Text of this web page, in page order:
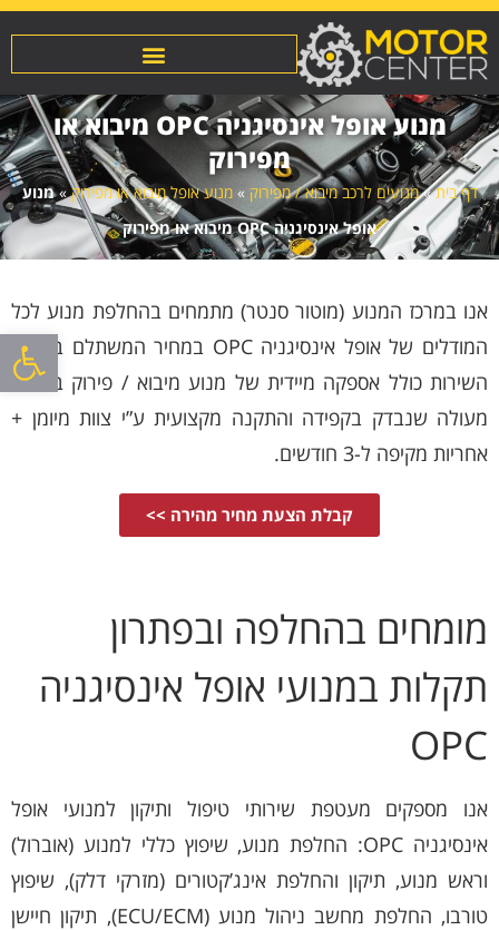
פתח
מנוע אופל אינסיגניה OPC מיבוא או
מפירוק
דף בית»מנועים לרכב מיבוא / מפירוק »מנוע אופל מיבוא או מפירוק»מנוע
אופל אינסיגניה OPC מיבוא או מפירוק
אנו במרכז המנוע (מוטור סנטר) מתמחים בהחלפת מנוע לכל
המודלים של אופל אינסיגניה OPC במחיר המשתלם בשוק!.
השירות כולל אספקה מיידית של מנוע מיבוא / פירוק באיכות
מעולה שנבדק בקפידה והתקנה מקצועית ע”י צוות מיומן +
אחריות מקיפה ל-3 חודשים.
קבלת הצעת מחיר מהירה >>
מומחים בהחלפה ובפתרון
תקלות במנועי אופל אינסיגניה
OPC
אנו מספקים מעטפת שירותי טיפול ותיקון למנועי אופל
אינסיגניה OPC: החלפת מנוע, שיפוץ כללי למנוע (אוברול)
וראש מנוע, תיקון והחלפת אינג’קטורים (מזרקי דלק), שיפוץ
טורבו, החלפת מחשב ניהול מנוע (ECU/ECM), תיקון חיישן